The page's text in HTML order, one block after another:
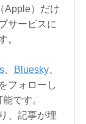
Apple）だけ
サービスに
。
、 Bluesky、
をフォローし
です。
、記事が埋